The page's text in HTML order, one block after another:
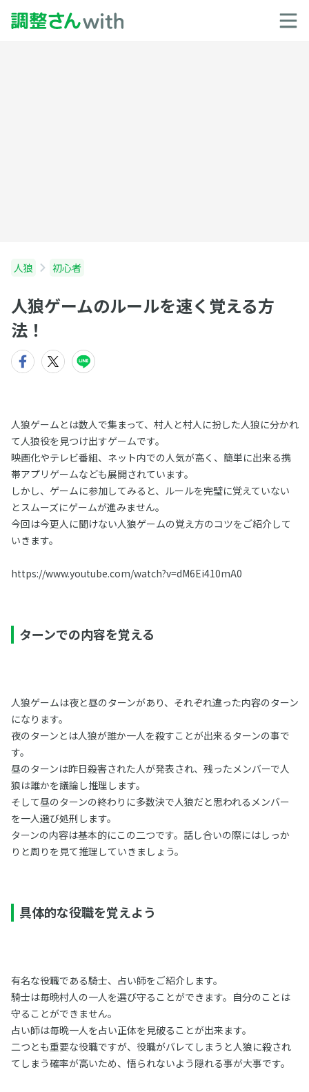
人狼 初心者
人狼ゲームのルールを速く覚える方
法！
人狼ゲームとは数人で集まって、村人と村人に扮した人狼に分かれ
て人狼役を見つけ出すゲームです。
映画化やテレビ番組、ネット内での人気が高く、簡単に出来る携
帯アプリゲームなども展開されています。
しかし、ゲームに参加してみると、ルールを完璧に覚えていない
とスムーズにゲームが進みません。
今回は今更人に聞けない人狼ゲームの覚え方のコツをご紹介して
いきます。
https://www.youtube.com/watch?v=dM6Ei410mA0
ターンでの内容を覚える
人狼ゲームは夜と昼のターンがあり、それぞれ違った内容のターン
になります。
夜のターンとは人狼が誰か一人を殺すことが出来るターンの事で
す。
昼のターンは昨日殺害された人が発表され、残ったメンバーで人
狼は誰かを議論し推理します。
そして昼のターンの終わりに多数決で人狼だと思われるメンバー
を一人選び処刑します。
ターンの内容は基本的にこの二つです。話し合いの際にはしっか
りと周りを見て推理していきましょう。
具体的な役職を覚えよう
有名な役職である騎士、占い師をご紹介します。
騎士は毎晩村人の一人を選び守ることができます。自分のことは
守ることができません。
占い師は毎晩一人を占い正体を見破ることが出来ます。
二つとも重要な役職ですが、役職がバレてしまうと人狼に殺され
てしまう確率が高いため、悟られないよう隠れる事が大事です。